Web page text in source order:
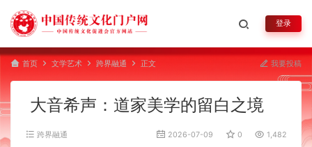
登录
首页 文学艺术 跨界融通 正文 我要投稿
大音希声：道家美学的留白之境
跨界融通 2026-07-09 0 1,482